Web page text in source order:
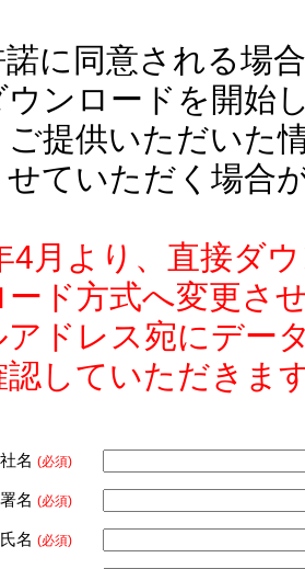
に同意される場
ウンロードを開始
ご提供いただいた
せていただく場合
4月より、直接ダ
ード方式へ変更さ
アドレス宛にデー
認していただきま
名 (必須)
名 (必須)
氏名 (必須)